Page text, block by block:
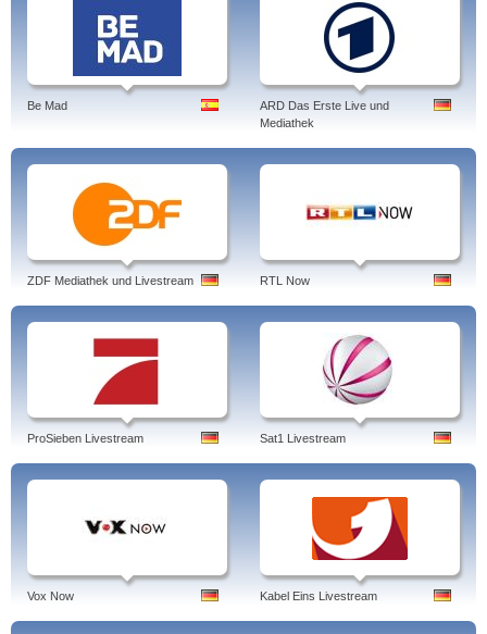
Be Mad
ARD Das Erste Live und
Mediathek
ZDF Mediathek und Livestream RTL Now
ProSieben Livestream Sat1 Livestream
Vox Now Kabel Eins Livestream